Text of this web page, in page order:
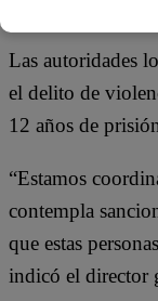
Las autoridades
el delito de
12 años de
“Estamos
contempla
que estas
indicó el director